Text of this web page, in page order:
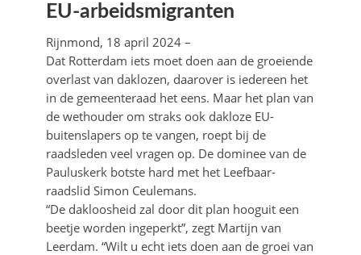
EU-arbeidsmigranten
Rijnmond, 18 april 2024 –
Dat Rotterdam iets moet doen aan de groeiende
overlast van daklozen, daarover is iedereen het
in de gemeenteraad het eens. Maar het plan van
de wethouder om straks ook dakloze EU-
buitenslapers op te vangen, roept bij de
raadsleden veel vragen op. De dominee van de
Pauluskerk botste hard met het Leefbaar-
raadslid Simon Ceulemans.
“De dakloosheid zal door dit plan hooguit een
beetje worden ingeperkt”, zegt Martijn van
Leerdam. “Wilt u echt iets doen aan de groei van